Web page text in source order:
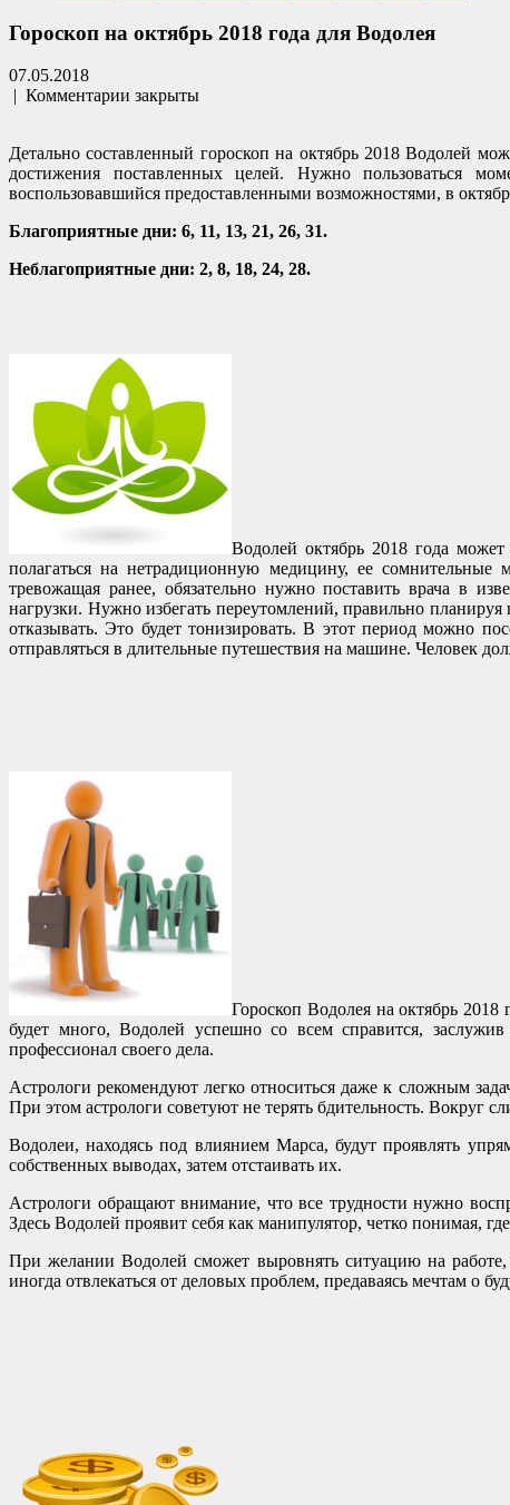
Гороскоп на октябрь 2018 года для Водолея
07.05.2018
| Комментарии закрыты
Детально составленный гороскоп на октябрь 2018 Водолей
достижения поставленных целей. Нужно пользоваться
воспользовавшийся предоставленными возможностями, в
Благоприятные дни: 6, 11, 13, 21, 26, 31.
Неблагоприятные дни: 2, 8, 18, 24, 28.
Водолей октябрь 2018 года
полагаться на нетрадиционную медицину, ее сомнительные
тревожащая ранее, обязательно нужно поставить врача в
нагрузки. Нужно избегать переутомлений, правильно
отказывать. Это будет тонизировать. В этот период можно
отправляться в длительные путешествия на машине. Человек
Гороскоп Водолея на октябрь 2018
будет много, Водолей успешно со всем справится,
профессионал своего дела.
Астрологи рекомендуют легко относиться даже к сложным
При этом астрологи советуют не терять бдительность. Вокруг
Водолеи, находясь под влиянием Марса, будут проявлять
собственных выводах, затем отстаивать их.
Астрологи обращают внимание, что все трудности нужно
Здесь Водолей проявит себя как манипулятор, четко понимая,
При желании Водолей сможет выровнять ситуацию на работе,
иногда отвлекаться от деловых проблем, предаваясь мечтам о